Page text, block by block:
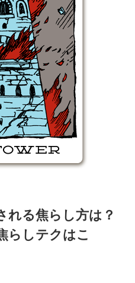
れる焦らし方は？
らしテクはこ